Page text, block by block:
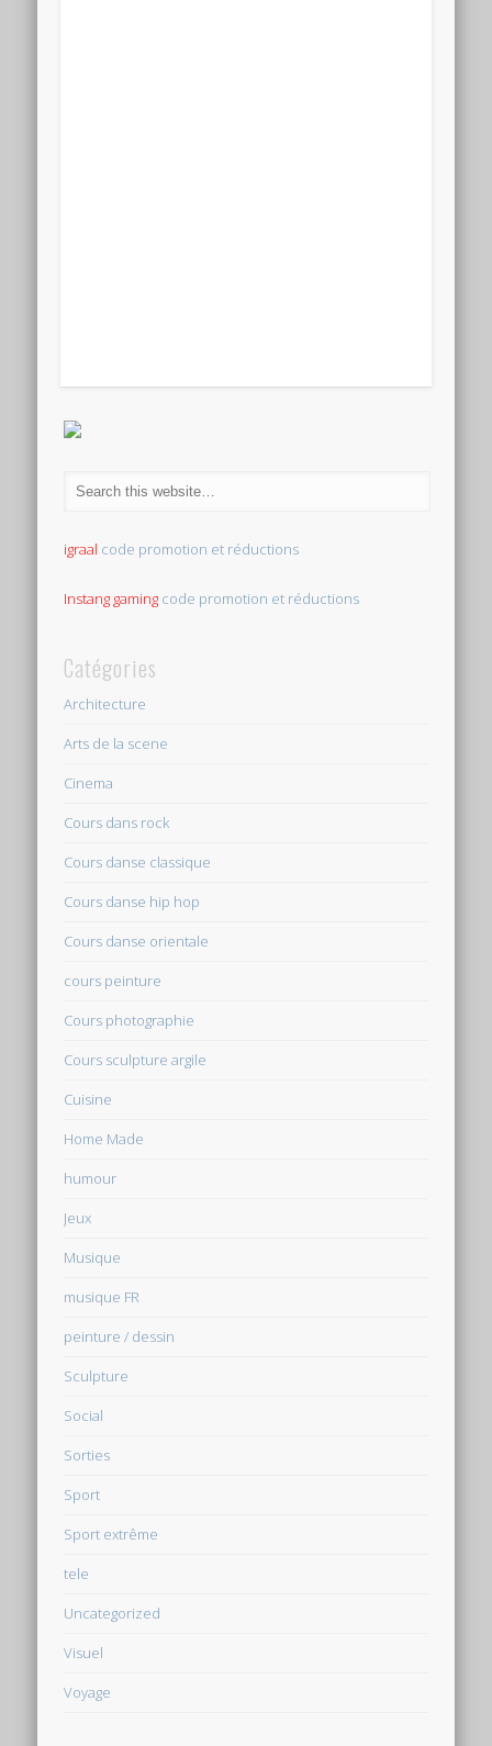
igraal code promotion et réductions
Instang gaming code promotion et réductions
Catégories
Architecture
Arts de la scene
Cinema
Cours dans rock
Cours danse classique
Cours danse hip hop
Cours danse orientale
cours peinture
Cours photographie
Cours sculpture argile
Cuisine
Home Made
humour
Jeux
Musique
musique FR
peinture / dessin
Sculpture
Social
Sorties
Sport
Sport extrême
tele
Uncategorized
Visuel
Voyage